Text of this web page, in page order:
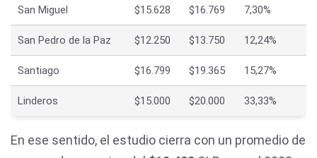
San Miguel $15.628 $16.769 7,30%
San Pedro de la Paz $12.250 $13.750 12,24%
Santiago $16.799 $19.365 15,27%
Linderos $15.000 $20.000 33,33%
En ese sentido, el estudio cierra con un promedio de